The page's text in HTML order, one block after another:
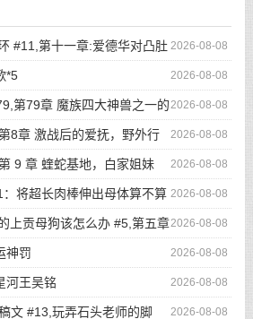
2026-08-08
#11,第十一章:爱德华对凸肚
启程
2026-08-08
*5
2026-08-08
第79章 魔族四大神兽之一的
队被吓的屁滚尿流
2026-08-08
8章 激战后的爱抚，野外行
2026-08-08
9 章 蝰蛇基地，白家姐妹
2026-08-08
将超长肉棒伸出母体算不算
2026-08-08
上贡母狗该怎么办 #5,第五章
印的话，就再也没有翻盘的希望了吧？
2026-08-08
神罚
2026-08-08
河王吴铭
2026-08-08
文 #13,玩弄石头老师的脚